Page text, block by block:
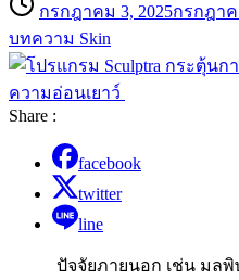
กรกฎาคม 3, 2025กรกฎาค
บทความ Skin
Share :
facebook
twitter
line
ปัจจัยภายนอก เช่น มลพิษ